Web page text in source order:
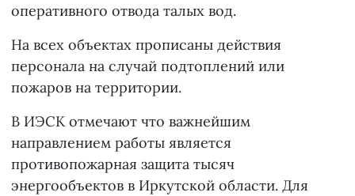
оперативного отвода талых вод.
На всех объектах прописаны действия
персонала на случай подтоплений или
пожаров на территории.
В ИЭСК отмечают что важнейшим
направлением работы является
противопожарная защита тысяч
энергообъектов в Иркутской области. Для